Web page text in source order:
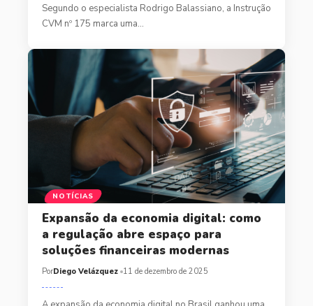
Segundo o especialista Rodrigo Balassiano, a Instrução
CVM nº 175 marca uma…
NOTÍCIAS
Expansão da economia digital: como
a regulação abre espaço para
soluções financeiras modernas
PorDiego Velázquez 11 de dezembro de 2025